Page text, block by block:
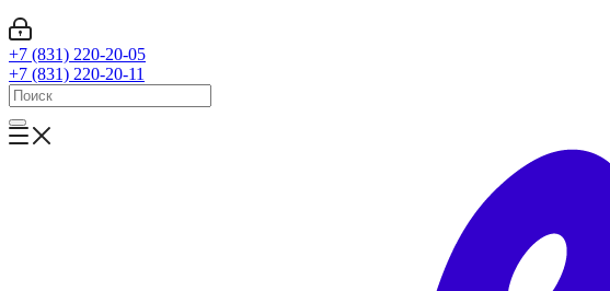
+7 (831) 220-20-05
+7 (831) 220-20-11